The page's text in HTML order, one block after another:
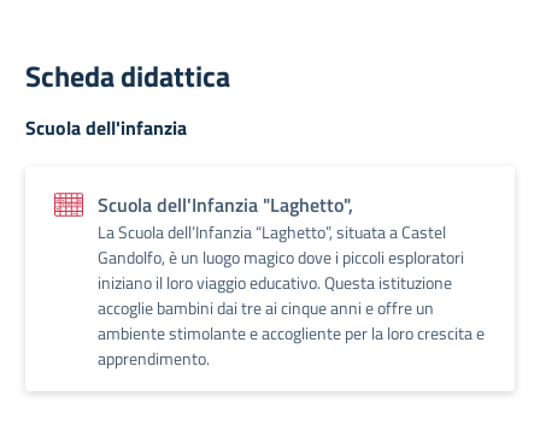
Scheda didattica
Scuola dell'infanzia
Scuola dell'Infanzia "Laghetto",
La Scuola dell’Infanzia “Laghetto”, situata a Castel
Gandolfo, è un luogo magico dove i piccoli esploratori
iniziano il loro viaggio educativo. Questa istituzione
accoglie bambini dai tre ai cinque anni e offre un
ambiente stimolante e accogliente per la loro crescita e
apprendimento.